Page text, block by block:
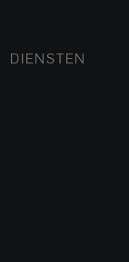
LUXE
EN
DIENSTEN